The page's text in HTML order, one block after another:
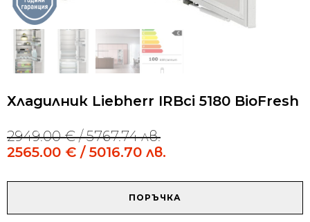
Хладилник Liebherr IRBci 5180 BioFresh
2949.00€/ 5767.74 лв.
Original
price
2949.00 €
2565.00 € / 5016.70 лв.
Current
price
2565.00 €
ПОРЪЧКА